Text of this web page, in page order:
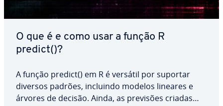
O que é e como usar a função R
predict()?
A função predict() em R é versátil por suportar
diversos padrões, incluindo modelos lineares e
árvores de decisão. Ainda, as previsões criadas